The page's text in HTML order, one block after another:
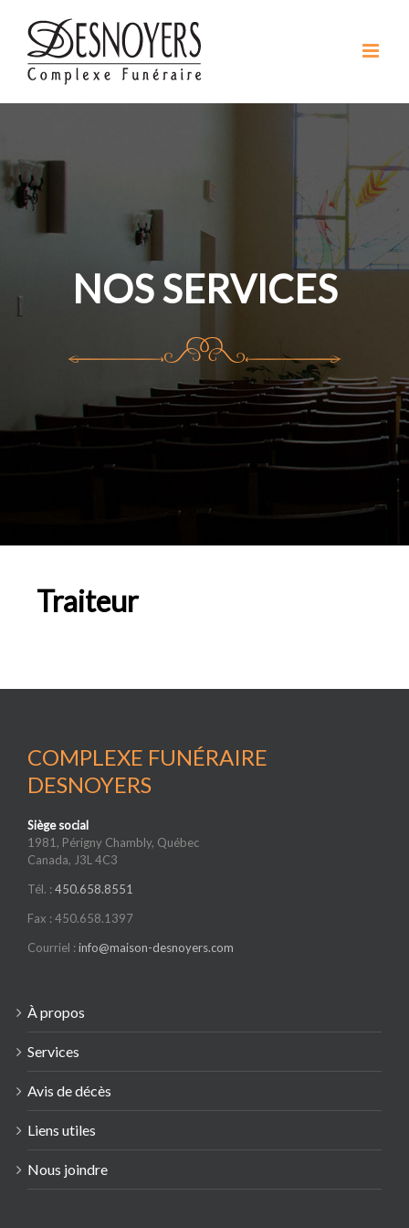
content
NOS SERVICES
Traiteur
COMPLEXE FUNÉRAIRE
DESNOYERS
Siège social
1981, Périgny Chambly, Québec
Canada, J3L 4C3
Tél. :450.658.8551
Fax : 450.658.1397
Courriel :info@maison-desnoyers.com
À propos
Services
Avis de décès
Liens utiles
Nous joindre